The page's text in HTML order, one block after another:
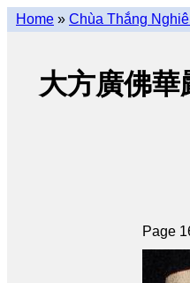
Home » Chùa Thắng
大方廣佛
Page